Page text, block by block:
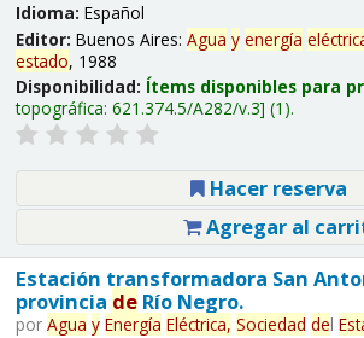
Idioma: Español
Editor: Buenos Aires: Agua y energía
estado, 1988
Disponibilidad: Ítems disponibles para
topográfica: 621.374.5/A282/v.3 (1).
Hacer reserva
Agregar al
Estación transformadora San
provincia deRío Negro.
por Agua y Energía Eléctrica, Sociedad del